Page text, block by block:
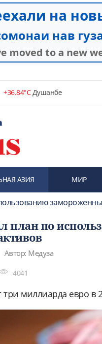
+36.84°CДушанбе
АЗИЯ МИР
план по
Автор: Медуза
4041
миллиарда евро в